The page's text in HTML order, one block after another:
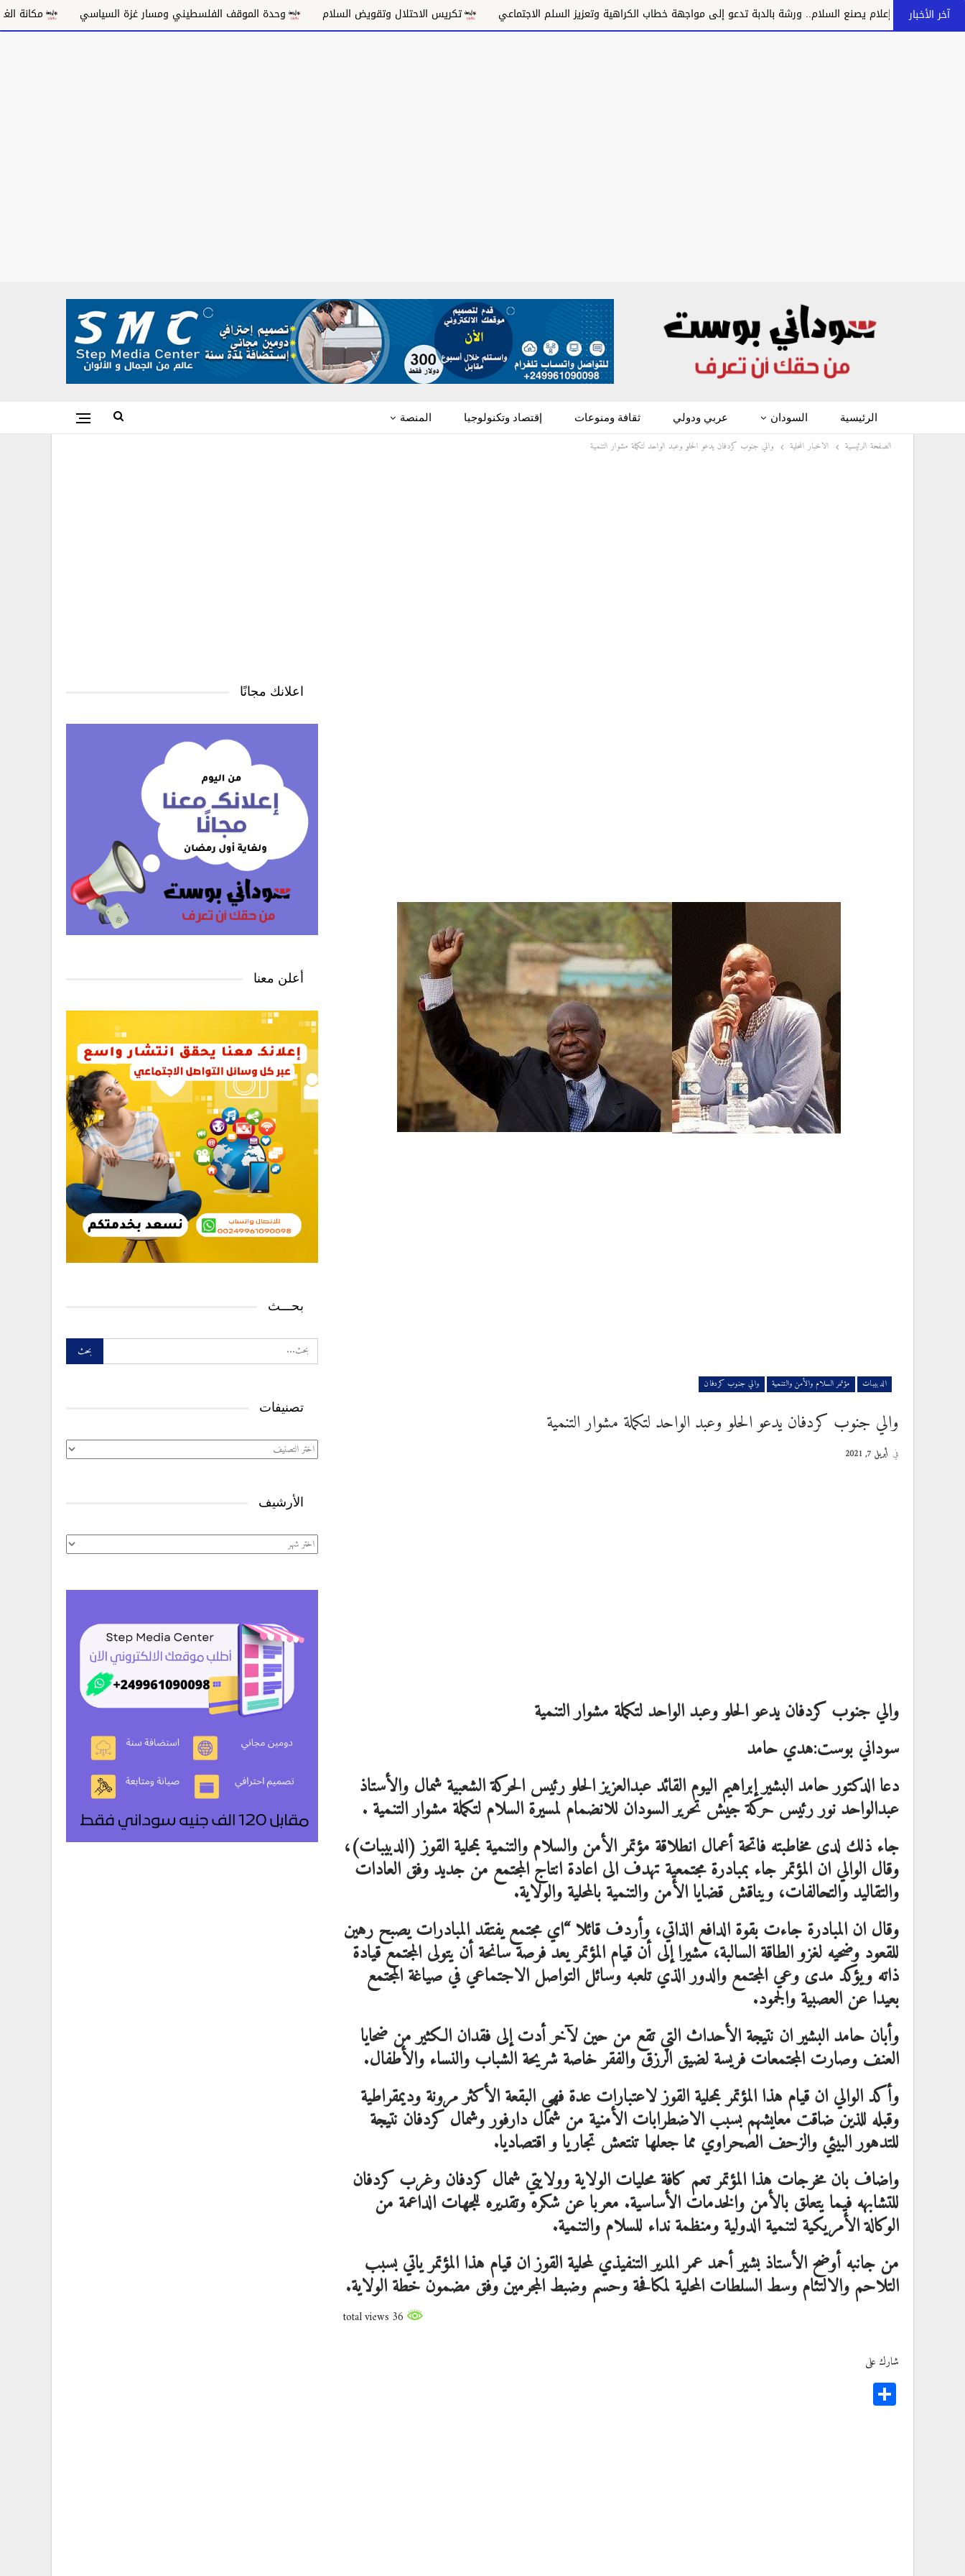
آخر الأخبار
يصنع السلام.. ورشة بالدبة تدعو إلى مواجهة خطاب الكراهية وتعزيز السلم الاجتماعي تكريس الاحتلال وتقويض السلام وحدة الموقف الفلسطيني ومسار غزة السياسي مكانة الغناء السوداني في
الرئيسية السودان عربي ودولي ثقافة ومنوعات إقتصاد وتكنولوجيا المنصة
الصفحة الرئيسية الاخبار المحلية والي جنوب كردفان يدعو الحلو وعبد الواحد لتكملة مشوار التنمية
الدبيبات مؤتمر السلام والأمن والتنمية والي جنوب كردفان
والي جنوب كردفان يدعو الحلو وعبد الواحد لتكملة مشوار التنمية
في أبريل 7, 2021
والي جنوب كردفان يدعو الحلو وعبد الواحد لتكملة مشوار التنمية
سوداني بوست:هدي حامد
دعا الدكتور حامد البشير إبراهيم اليوم القائد عبدالعزيز الحلو رئيس الحركة الشعبية شمال والأستاذ
عبدالواحد نور رئيس حركة جيش تحرير السودان للانضمام لمسيرة السلام لتكملة مشوار التنمية .
جاء ذلك لدى مخاطبته فاتحة أعمال انطلاقة مؤتمر الأمن والسلام والتنمية بمحلية القوز (الدبيبات)،
وقال الوالي ان المؤتمر جاء بمبادرة مجتمعية تهدف الى اعادة انتاج المجتمع من جديد وفق العادات
والتقاليد والتحالفات، ويناقش قضايا الأمن والتنمية بالمحلية والولاية.
وقال ان المبادرة جاءت بقوة الدافع الذاتي، وأردف قائلا “اي مجتمع يفتقد المبادرات يصبح رهين
للقعود وضحيه لغزو الطاقة السالبة، مشيرا إلى أن قيام المؤتمر يعد فرصة سانحة أن يتولى المجتمع قيادة
ذاته ويؤكد مدى وعي المجتمع والدور الذي تلعبه وسائل التواصل الاجتماعي في صياغة المجتمع
بعيدا عن العصبية والجمود.
وأبان حامد البشير ان نتيجة الأحداث التي تقع من حين لآخر أدت إلى فقدان الكثير من ضحايا
العنف وصارت المجتمعات فريسة لضيق الرزق والفقر خاصة شريحة الشباب والنساء والأطفال.
وأكد الوالي ان قيام هذا المؤتمر بمحلية القوز لاعتبارات عدة فهي البقعة الأكثر مرونة وديمقراطية
وقبله للذين ضاقت معايشهم بسبب الاضطرابات الأمنية من شمال دارفور وشمال كردفان نتيجة
للتدهور البيئي والزحف الصحراوي مما جعلها تنتعش تجاريا و اقتصاديا.
واضاف بان مخرجات هذا المؤتمر تعم كافة محليات الولاية وولايتي شمال كردفان وغرب كردفان
للتشابهه فيما يتعلق بالأمن والخدمات الأساسية. معربا عن شكره وتقديره للجهات الداعمة من
الوكالة الأمريكية لتنمية الدولية ومنظمة نداء للسلام والتنمية.
من جانبه أوضح الأستاذ بشير أحمد عمر المدير التنفيذي لمحلية القوز ان قيام هذا المؤتمر ياتي بسبب
التلاحم والالتئام وسط السلطات المحلية لمكافحة وحسم وضبط المجرمين وفق مضمون خطة الولاية.
شارك على
اعلانك مجانًا
أعلن معنا
بحـــث
تصنيفات
تصنيفات
الأرشيف
الأرشيف